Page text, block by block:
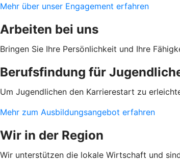
Mehr über unser Engagement erfahren
Arbeiten bei uns
Bringen Sie Ihre Persönlichkeit und Ihre
Berufsfindung für
Um Jugendlichen den Karrierestart zu
Mehr zum Ausbildungsangebot erfahren
Wir in der Region
Wir unterstützen die lokale Wirtschaft und